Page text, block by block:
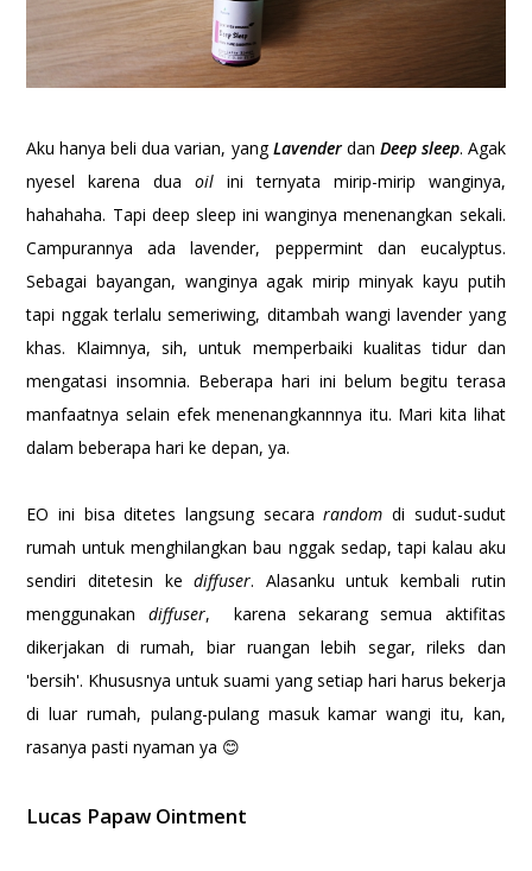
Aku hanya beli dua varian, yangLavender dan Deep sleep. Agak
nyesel karena duaoil ini ternyata mirip-mirip wanginya,
hahahaha. Tapi deep sleep ini wanginya menenangkan sekali.
Campurannya ada lavender, peppermint dan eucalyptus.
Sebagai bayangan, wanginya agak mirip minyak kayu putih
tapi nggak terlalu semeriwing, ditambah wangi lavender yang
khas. Klaimnya, sih, untuk memperbaiki kualitas tidur dan
mengatasi insomnia. Beberapa hari ini belum begitu terasa
manfaatnya selain efek menenangkannnya itu. Mari kita lihat
dalam beberapa hari ke depan, ya.
EO ini bisa ditetes langsung secararandom di sudut-sudut
rumah untuk menghilangkan bau nggak sedap, tapi kalau aku
sendiri ditetesin kediffuser. Alasanku untuk kembali rutin
menggunakan diffuser, karena sekarang semua aktifitas
dikerjakan di rumah, biar ruangan lebih segar, rileks dan
'bersih'. Khususnya untuk suami yang setiap hari harus bekerja
di luar rumah, pulang-pulang masuk kamar wangi itu, kan,
rasanya pasti nyaman ya 😊
Lucas Papaw Ointment